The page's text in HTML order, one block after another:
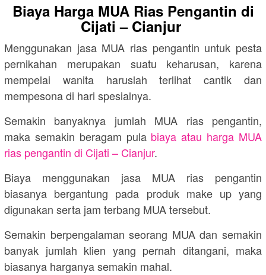
Biaya Harga MUA Rias Pengantin di
Cijati – Cianjur
Menggunakan jasa MUA rias pengantin untuk pesta
pernikahan merupakan suatu keharusan, karena
mempelai wanita haruslah terlihat cantik dan
mempesona di hari spesialnya.
Semakin banyaknya jumlah MUA rias pengantin,
maka semakin beragam pula biaya atau harga MUA
rias pengantin di Cijati – Cianjur.
Biaya menggunakan jasa MUA rias pengantin
biasanya bergantung pada produk make up yang
digunakan serta jam terbang MUA tersebut.
Semakin berpengalaman seorang MUA dan semakin
banyak jumlah klien yang pernah ditangani, maka
biasanya harganya semakin mahal.